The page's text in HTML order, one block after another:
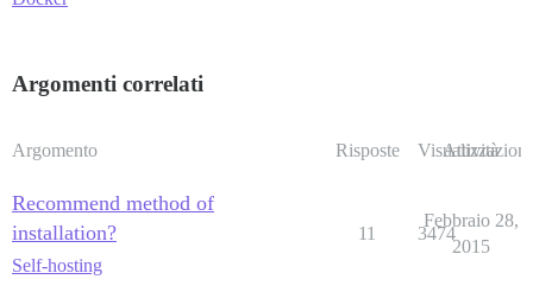
Argomenti correlati
Argomento Risposte Visualizzazioni
Attività
Recommend method of
installation?
Self-hosting
11 3474
Febbraio 28,
2015